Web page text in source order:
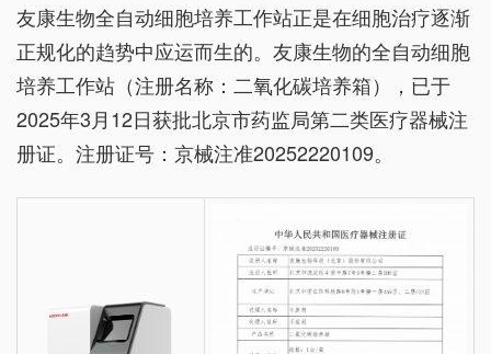
友康生物全自动细胞培养工作站正是在细胞治疗逐渐
正规化的趋势中应运而生的。友康生物的全自动细胞
培养工作站 （注册名称：二氧化碳培养箱）
，已于
2025年3月12日获批北京市药监局第二类医疗器械注
册证。注册证号：京械注准20252220109。